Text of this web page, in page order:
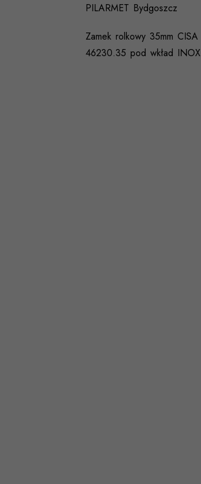
PILARMET Bydgoszcz
Zamek rolkowy 35mm CISA
46230.35 pod wkład INOX